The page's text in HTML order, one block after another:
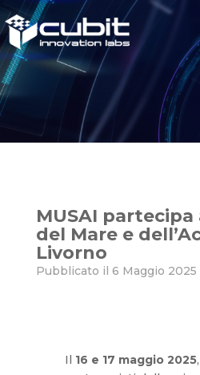
MUSAI
MUSAI
del Mare e
Livorno
Pubblicato il 6 Maggio 2025
Il 16 e 17 maggio 2025